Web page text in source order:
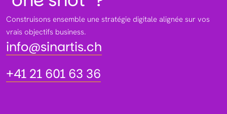
Construisons ensemble une stratégie digitale alignée sur vos
vrais objectifs business.
info@sinartis.ch
info@sinartis.ch
+41 21 601 63 36
+41 21 601 63 36